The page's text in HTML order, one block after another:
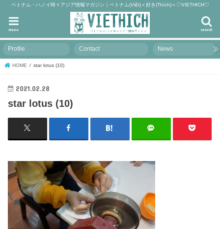
ベトナム・ハノイ時々アジア情報マガジン｜ベトナム(Việt)＋好き(Thích)＝♡VIETHICH♡
search
menu
Profile Contact News
HOME star lotus (10)
2021.02.28
star lotus (10)